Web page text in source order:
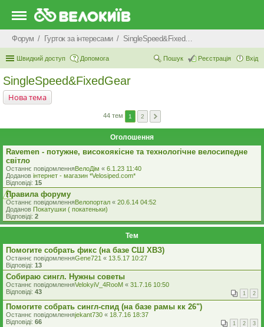
Форум Гурток за інтересами SingleSpeed&FixedGear
Швидкий доступ Допомога Вхід
Реєстрація
Пошук
SingleSpeed&FixedGear
Нова тема
44 тем 1 2
Оголошення
Ravemen - потужне, високоякісне та технологічне велосипедне
світло
Останнє повідомленняВелоДім « 6.1.23 11:40
Доданов iнтернет - магазин *Velosiped.com*
Відповіді: 15
Правила форуму
Останнє повідомленняВелопортал « 20.6.14 04:52
Доданов Покатушки ( покатеньки)
Відповіді: 2
Тем
Помогите собрать фикс (на базе СШ ХВЗ)
Останнє повідомленняGene721 « 13.5.17 10:27
Відповіді: 13
Собираю сингл. Нужны советы
Останнє повідомленняVelokyiV_4RooM « 31.7.16 10:50
Відповіді: 43 1 2
Помогите собрать сингл-спид (на базе рамы кк 26")
Останнє повідомленняjekant730 « 18.7.16 18:37
Відповіді: 66 1 2 3